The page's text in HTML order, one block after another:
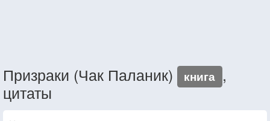
Призраки (Чак Паланик) книга ,
цитаты